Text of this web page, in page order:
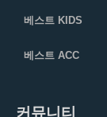
베스트 KIDS
베스트 ACC
커뮤니티